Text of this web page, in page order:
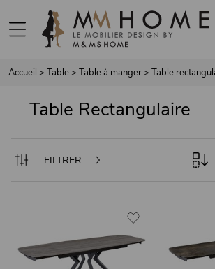
Accueil > Table> Table à manger> Table
Table Rectangulaire
FILTRER
Panneau de gestion des cookies